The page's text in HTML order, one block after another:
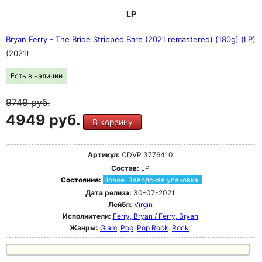
LP
Bryan Ferry - The Bride Stripped Bare (2021 remastered) (180g) (LP)
(2021)
Есть в наличии
9749руб.
4949 руб. В корзину
Артикул: CDVP 3776410
Состав: LP
Состояние: Новое. Заводская упаковка.
Дата релиза: 30-07-2021
Лейбл: Virgin
Исполнители: Ferry, Bryan / Ferry, Bryan
Жанры: Glam Pop Pop Rock Rock